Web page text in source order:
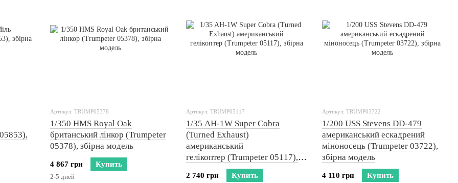
Артикул: TRUMP05378
1/350 HMS Royal Oak
британський лінкор (Trumpeter
05378), збірна модель
4 867 грн Купить
2-5 дней
Артикул: TRUMP05117
1/35 AH-1W Super Cobra
(Turned Exhaust)
американський
гелікоптер (Trumpeter 05117),
збірна модель
2 740 грн Купить
Артикул: TRUMP03722
1/200 USS Stevens DD-479
американський ескадрений
міноносець (Trumpeter 03722),
збірна модель
4 110 грн Купить